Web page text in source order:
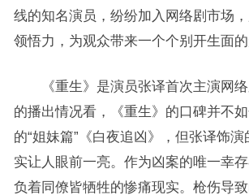
线的知名演员，纷纷加入网络剧市场
领悟力，为观众带来一个个别开生面的
《重生》是演员张译首次主演网络
的播出情况看，《重生》的口碑并不
的“姐妹篇”《白夜追凶》，但张译饰
实让人眼前一亮。作为凶案的唯一幸
负着同僚皆牺牲的惨痛现实。枪伤导